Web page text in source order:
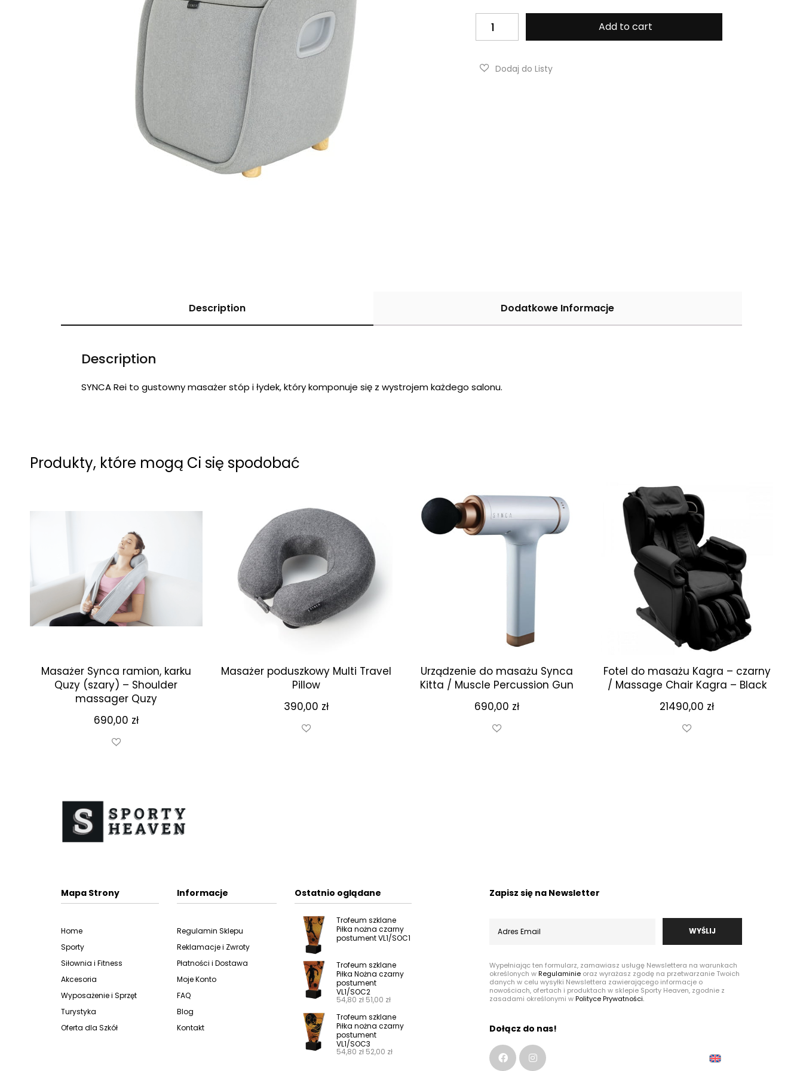
Add to cart
Description Dodatkowe Informacje
Description
SYNCA Rei to gustowny masażer stóp i łydek, który komponuje się z wystrojem każdego salonu.
Produkty, które mogą Ci się spodobać
Masażer Synca ramion, karku
Quzy (szary) – Shoulder
massager Quzy
690,00 zł
Masażer poduszkowy Multi Travel
Pillow
390,00 zł
Urządzenie do masażu Synca
Kitta / Muscle Percussion Gun
690,00 zł
Fotel do masażu Kagra – czarny
/ Massage Chair Kagra – Black
21490,00 zł
Mapa Strony
Home
Sporty
Siłownia i Fitness
Akcesoria
Wyposażenie i Sprzęt
Turystyka
Oferta dla Szkół
Informacje
Regulamin Sklepu
Reklamacje i Zwroty
Płatności i Dostawa
Moje Konto
FAQ
Blog
Kontakt
Ostatnio oglądane
Trofeum szklane
Piłka nożna czarny
postument VL1/SOC1
Trofeum szklane
Piłka Nożna czarny
postument
VL1/SOC2
54,80 zł 51,00 zł
Trofeum szklane
Piłka nożna czarny
postument
VL1/SOC3
54,80 zł 52,00 zł
Zapisz się na Newsletter
WYŚLIJ
Wypełniając ten formularz, zamawiasz usługę Newslettera na warunkach
określonych wRegulaminie oraz wyrażasz zgodę na przetwarzanie Twoich
danych w celu wysyłki Newslettera zawierającego informacje o
nowościach, ofertach i produktach w sklepie Sporty Heaven, zgodnie z
zasadami określonymi wPolityce Prywatności.
Dołącz do nas!